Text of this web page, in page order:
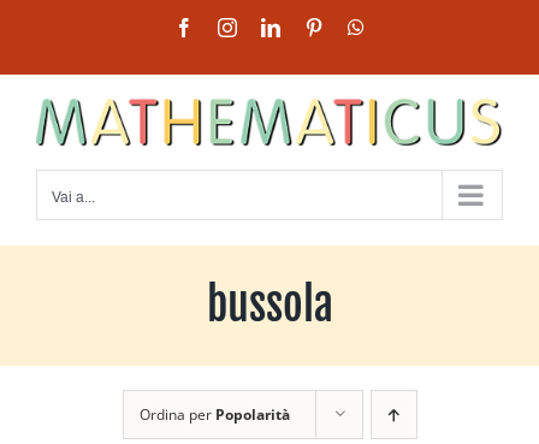
contenuto
FacebookInstagramLinkedInPinterest
Vai a...
bussola
Ordina per Popolarità